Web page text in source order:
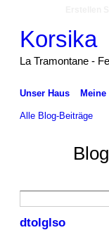
Korsika
La Tramontane -
Unser Haus Meine
Alle Blog-Beiträge
dtolglso